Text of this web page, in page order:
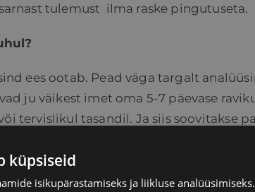
tulemust ilma raske pingutuseta.
ees ootab. Pead väga targalt
ju väikest imet oma 5-7 päevase
tervislikul tasandil. Ja siis soovitakse
väga oluine terapeudi roll, et saada
inimene saaks astuda sammu tagasi,
siis olukord süveneb veel
küpsiseid
isikupärastamiseks ja liikluse